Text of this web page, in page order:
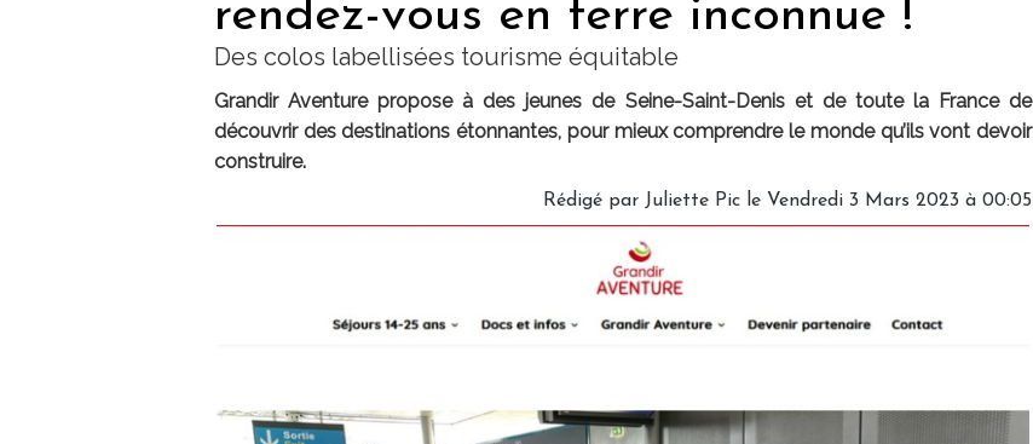
rendez-vous en terre inconnue !
Des colos labellisées tourisme équitable
Grandir Aventure propose à des jeunes de Seine-Saint-Denis et de toute la France de
découvrir des destinations étonnantes, pour mieux comprendre le monde qu’ils vont devoir
construire.
Rédigé par Juliette Pic le Vendredi 3 Mars 2023 à 00:05